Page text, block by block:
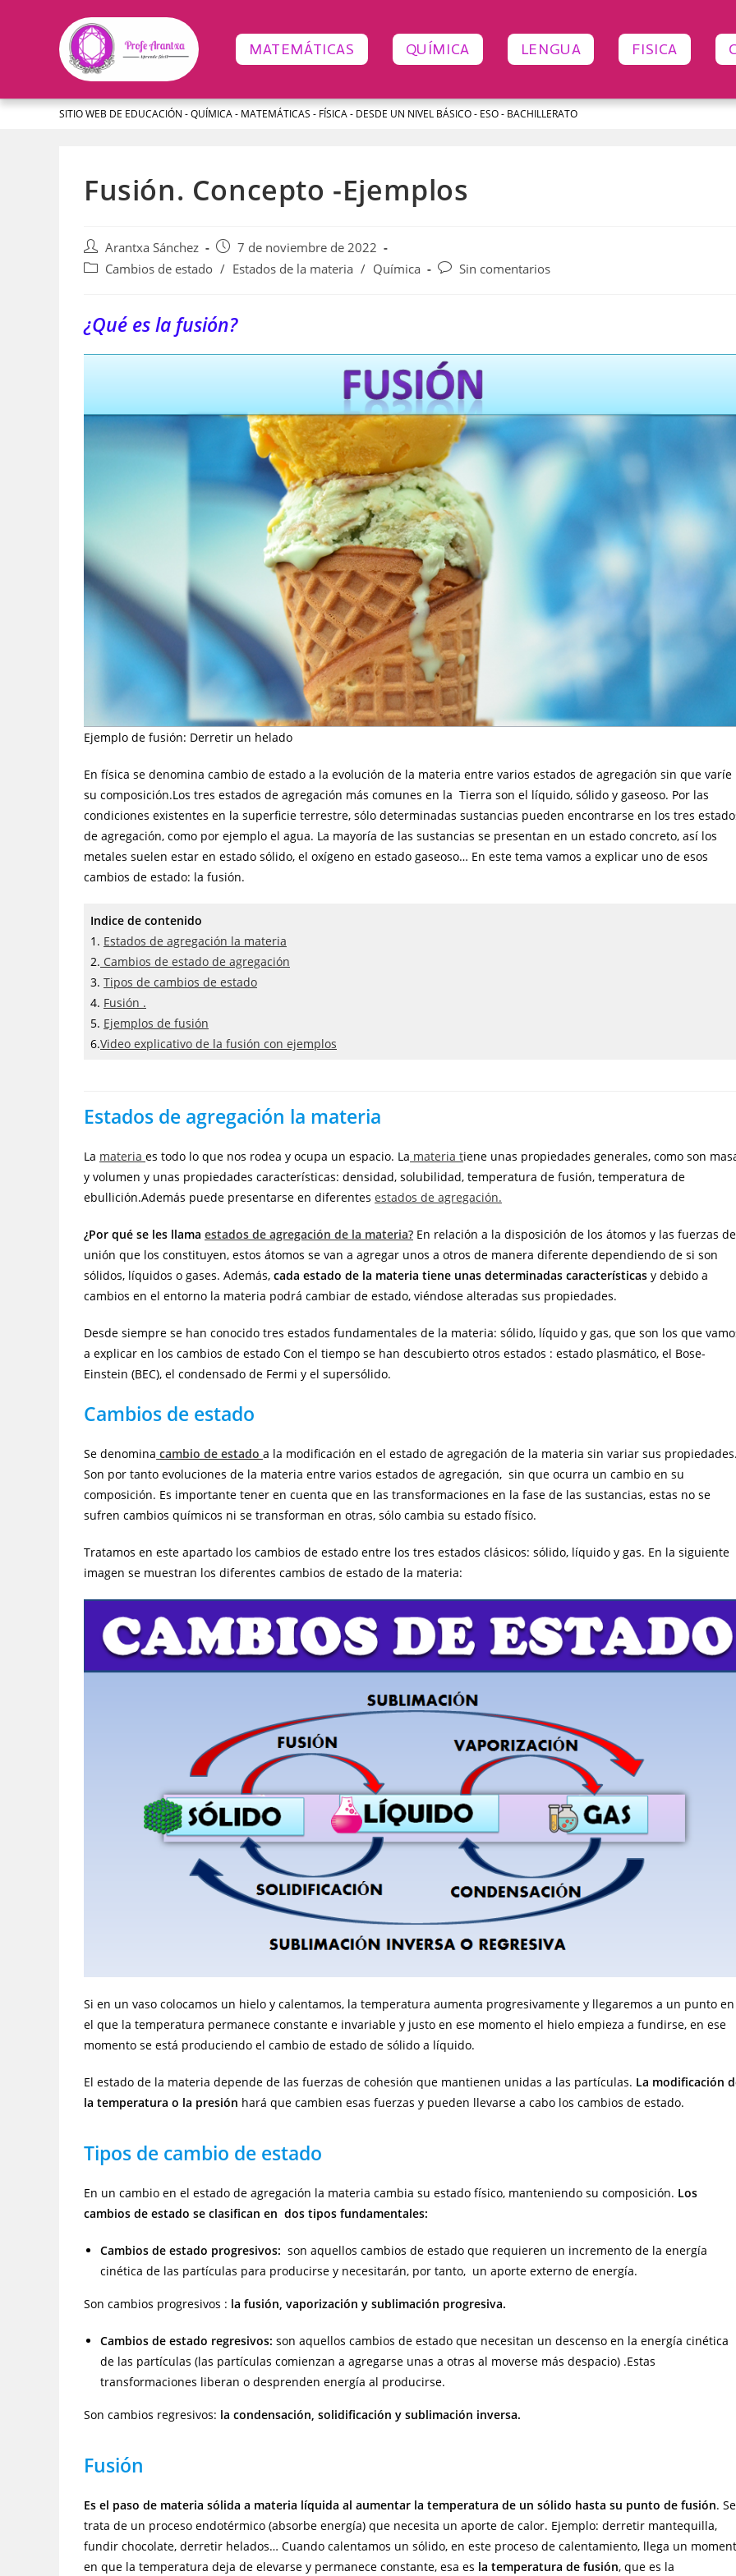
SITIO WEB DE EDUCACIÓN - QUÍMICA - MATEMÁTICAS - FÍSICA - DESDE UN NIVEL BÁSICO - ESO - BACHILLERATO
MATEMÁTICAS QUÍMICA LENGUA FISICA
Fusión. Concepto -Ejemplos
Arantxa Sánchez
7 de noviembre de 2022
Cambios de estado / Estados de la materia / Química Sin comentarios
¿Qué es la fusión?
Ejemplo de fusión: Derretir un helado
En física se denomina cambio de estado a la evolución de la materia entre varios estados de agregación sin que varíe
su composición.Los tres estados de agregación más comunes en la Tierra son el líquido, sólido y gaseoso. Por las
condiciones existentes en la superficie terrestre, sólo determinadas sustancias pueden encontrarse en los tres
de agregación, como por ejemplo el agua. La mayoría de las sustancias se presentan en un estado concreto, así los
metales suelen estar en estado sólido, el oxígeno en estado gaseoso… En este tema vamos a explicar uno de esos
cambios de estado: la fusión.
Indice de contenido
1. Estados de agregación la materia
2. Cambios de estado de agregación
3. Tipos de cambios de estado
4. Fusión .
5. Ejemplos de fusión
6.Video explicativo de la fusión con ejemplos
Estados de agregación la materia
La materia es todo lo que nos rodea y ocupa un espacio. La materia tiene unas propiedades generales, como son
y volumen y unas propiedades características: densidad, solubilidad, temperatura de fusión, temperatura de
ebullición.Además puede presentarse en diferentes estados de agregación.
¿Por qué se les llama estados de agregación de la materia? En relación a la disposición de los átomos y las fuerzas de
unión que los constituyen, estos átomos se van a agregar unos a otros de manera diferente dependiendo de si son
sólidos, líquidos o gases. Además, cada estado de la materia tiene unas determinadas características y debido a
cambios en el entorno la materia podrá cambiar de estado, viéndose alteradas sus propiedades.
Desde siempre se han conocido tres estados fundamentales de la materia: sólido, líquido y gas, que son los que
a explicar en los cambios de estado Con el tiempo se han descubierto otros estados : estado plasmático, el Bose-
Einstein (BEC), el condensado de Fermi y el supersólido.
Cambios de estado
Se denomina cambio de estado a la modificación en el estado de agregación de la materia sin variar sus
Son por tanto evoluciones de la materia entre varios estados de agregación, sin que ocurra un cambio en su
composición. Es importante tener en cuenta que en las transformaciones en la fase de las sustancias, estas no se
sufren cambios químicos ni se transforman en otras, sólo cambia su estado físico.
Tratamos en este apartado los cambios de estado entre los tres estados clásicos: sólido, líquido y gas. En la siguiente
imagen se muestran los diferentes cambios de estado de la materia:
Si en un vaso colocamos un hielo y calentamos, la temperatura aumenta progresivamente y llegaremos a un punto en
el que la temperatura permanece constante e invariable y justo en ese momento el hielo empieza a fundirse, en ese
momento se está produciendo el cambio de estado de sólido a líquido.
El estado de la materia depende de las fuerzas de cohesión que mantienen unidas a las partículas. La modificación
la temperatura o la presión hará que cambien esas fuerzas y pueden llevarse a cabo los cambios de estado.
Tipos de cambio de estado
En un cambio en el estado de agregación la materia cambia su estado físico, manteniendo su composición. Los
cambios de estado se clasifican en dos tipos fundamentales:
Cambios de estado progresivos: son aquellos cambios de estado que requieren un incremento de la energía
cinética de las partículas para producirse y necesitarán, por tanto, un aporte externo de energía.
Son cambios progresivos : la fusión, vaporización y sublimación progresiva.
Cambios de estado regresivos: son aquellos cambios de estado que necesitan un descenso en la energía cinética
de las partículas (las partículas comienzan a agregarse unas a otras al moverse más despacio) .Estas
transformaciones liberan o desprenden energía al producirse.
Son cambios regresivos: la condensación, solidificación y sublimación inversa.
Fusión
Es el paso de materia sólida a materia líquida al aumentar la temperatura de un sólido hasta su punto de fusión. Se
trata de un proceso endotérmico (absorbe energía) que necesita un aporte de calor. Ejemplo: derretir mantequilla,
fundir chocolate, derretir helados… Cuando calentamos un sólido, en este proceso de calentamiento, llega un
en que la temperatura deja de elevarse y permanece constante, esa es la temperatura de fusión, que es la